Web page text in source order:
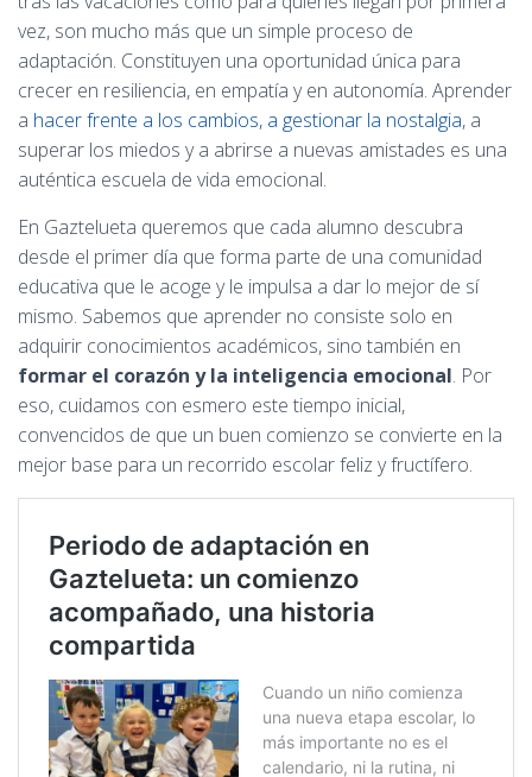
vez, son mucho más que un simple proceso de
adaptación. Constituyen una oportunidad única para
crecer en resiliencia, en empatía y en autonomía. Aprender
a hacer frente a los cambios, a gestionar la nostalgia, a
superar los miedos y a abrirse a nuevas amistades es una
auténtica escuela de vida emocional.
En Gaztelueta queremos que cada alumno descubra
desde el primer día que forma parte de una comunidad
educativa que le acoge y le impulsa a dar lo mejor de sí
mismo. Sabemos que aprender no consiste solo en
adquirir conocimientos académicos, sino también en
formar el corazón y la inteligencia emocional. Por
eso, cuidamos con esmero este tiempo inicial,
convencidos de que un buen comienzo se convierte en la
mejor base para un recorrido escolar feliz y fructífero.